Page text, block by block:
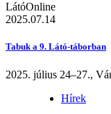
LátóOnline
2025.07.14
Tabuk a 9. Látó-táborban
2025. július 24–27.,
Hírek